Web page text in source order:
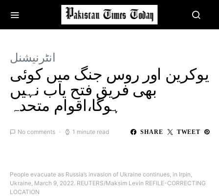
انٹرنیشنل
یوکرین اور روس جنگ میں کوئی
بھی فریق فتح یاب نہیں
ہوگا،اقوام متحدہ
No comments 1 minute read SHARE TWEET
People evacuate as Russia’s invasion of Ukraine continues, in Irpin,
Ukraine, March 9, 2022. REUTERS/Maksim Levin REFILE-CORRECTING
LOCATION